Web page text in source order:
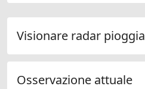
Visionare radar pioggia
Osservazione attuale